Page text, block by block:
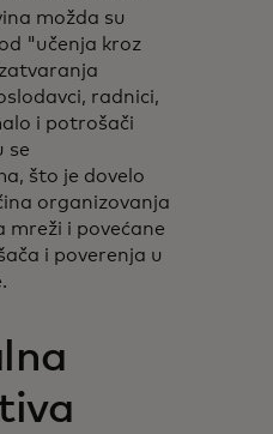
možda su
"učenja kroz
radnici,
i potrošači
se
što je dovelo
organizovanja
mreži i povećane
i poverenja u